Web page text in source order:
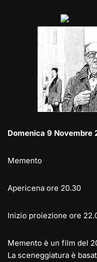
e
gr
a
m
o
d
o
n
Domenica 9 Novembre
Memento
Apericena ore 20.30
Inizio proiezione ore
Memento è un film del
La sceneggiatura è